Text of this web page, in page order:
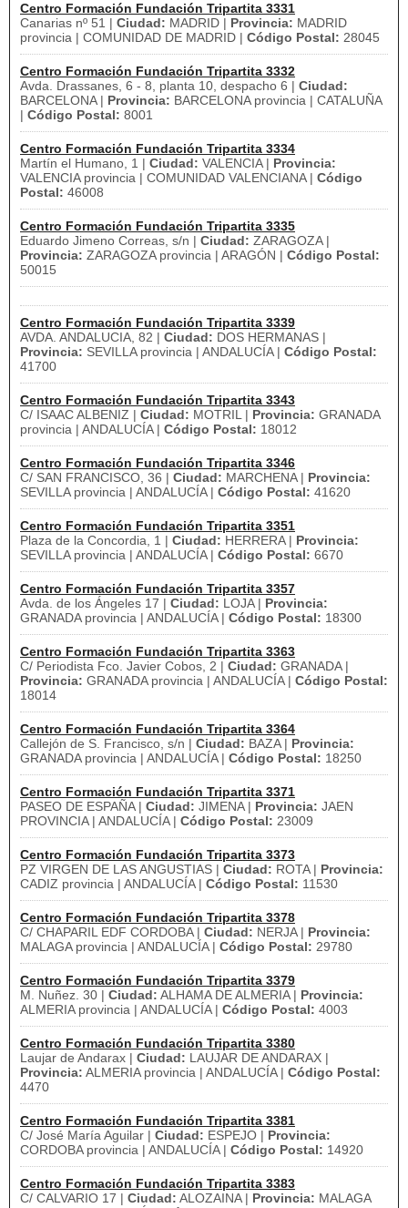
Centro Formación Fundación Tripartita 3331
Canarias nº 51 | Ciudad: MADRID | Provincia: MADRID
provincia | COMUNIDAD DE MADRID | Código Postal: 28045
Centro Formación Fundación Tripartita 3332
Avda. Drassanes, 6 - 8, planta 10, despacho 6 | Ciudad:
BARCELONA | Provincia: BARCELONA provincia | CATALUÑA
| Código Postal: 8001
Centro Formación Fundación Tripartita 3334
Martín el Humano, 1 | Ciudad: VALENCIA | Provincia:
VALENCIA provincia | COMUNIDAD VALENCIANA | Código
Postal: 46008
Centro Formación Fundación Tripartita 3335
Eduardo Jimeno Correas, s/n | Ciudad: ZARAGOZA |
Provincia: ZARAGOZA provincia | ARAGÓN | Código Postal:
50015
Centro Formación Fundación Tripartita 3339
AVDA. ANDALUCIA, 82 | Ciudad: DOS HERMANAS |
Provincia: SEVILLA provincia | ANDALUCÍA | Código Postal:
41700
Centro Formación Fundación Tripartita 3343
C/ ISAAC ALBENIZ | Ciudad: MOTRIL | Provincia: GRANADA
provincia | ANDALUCÍA | Código Postal: 18012
Centro Formación Fundación Tripartita 3346
C/ SAN FRANCISCO, 36 | Ciudad: MARCHENA | Provincia:
SEVILLA provincia | ANDALUCÍA | Código Postal: 41620
Centro Formación Fundación Tripartita 3351
Plaza de la Concordia, 1 | Ciudad: HERRERA | Provincia:
SEVILLA provincia | ANDALUCÍA | Código Postal: 6670
Centro Formación Fundación Tripartita 3357
Avda. de los Ángeles 17 | Ciudad: LOJA | Provincia:
GRANADA provincia | ANDALUCÍA | Código Postal: 18300
Centro Formación Fundación Tripartita 3363
C/ Periodista Fco. Javier Cobos, 2 | Ciudad: GRANADA |
Provincia: GRANADA provincia | ANDALUCÍA | Código Postal:
18014
Centro Formación Fundación Tripartita 3364
Callejón de S. Francisco, s/n | Ciudad: BAZA | Provincia:
GRANADA provincia | ANDALUCÍA | Código Postal: 18250
Centro Formación Fundación Tripartita 3371
PASEO DE ESPAÑA | Ciudad: JIMENA | Provincia: JAEN
PROVINCIA | ANDALUCÍA | Código Postal: 23009
Centro Formación Fundación Tripartita 3373
PZ VIRGEN DE LAS ANGUSTIAS | Ciudad: ROTA | Provincia:
CADIZ provincia | ANDALUCÍA | Código Postal: 11530
Centro Formación Fundación Tripartita 3378
C/ CHAPARIL EDF CORDOBA | Ciudad: NERJA | Provincia:
MALAGA provincia | ANDALUCÍA | Código Postal: 29780
Centro Formación Fundación Tripartita 3379
M. Nuñez. 30 | Ciudad: ALHAMA DE ALMERIA | Provincia:
ALMERIA provincia | ANDALUCÍA | Código Postal: 4003
Centro Formación Fundación Tripartita 3380
Laujar de Andarax | Ciudad: LAUJAR DE ANDARAX |
Provincia: ALMERIA provincia | ANDALUCÍA | Código Postal:
4470
Centro Formación Fundación Tripartita 3381
C/ José María Aguilar | Ciudad: ESPEJO | Provincia:
CORDOBA provincia | ANDALUCÍA | Código Postal: 14920
Centro Formación Fundación Tripartita 3383
C/ CALVARIO 17 | Ciudad: ALOZAINA | Provincia: MALAGA